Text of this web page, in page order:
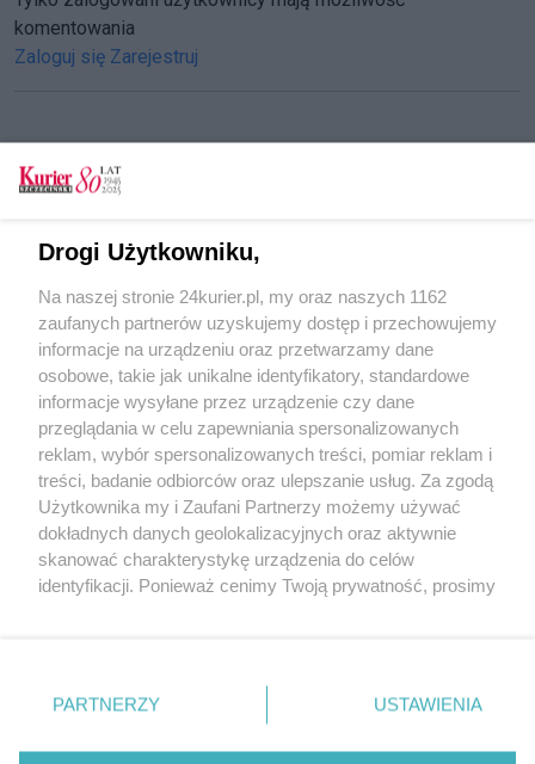
komentowania
Zaloguj się Zarejestruj
CZYTAJ TAKŻE
Najlepsze zdjęcia z krokusami wybrane!
Krokusy za krokusy. Głosowanie na najlepszy
kadr [GALERIA]
POGODA
18℃
Zobacz prognozę na 3 dni
Copyright © 2022 Kurier Szczeciński sp. z o.o.
Wszelkie prawa zastrzeżone
Drogi Użytkowniku,
Na naszej stronie 24kurier.pl, my oraz naszych 1162
zaufanych partnerów uzyskujemy dostęp i przechowujemy
informacje na urządzeniu oraz przetwarzamy dane
osobowe, takie jak unikalne identyfikatory, standardowe
informacje wysyłane przez urządzenie czy dane
przeglądania w celu zapewniania spersonalizowanych
reklam, wybór spersonalizowanych treści, pomiar reklam i
treści, badanie odbiorców oraz ulepszanie usług. Za zgodą
Użytkownika my i Zaufani Partnerzy możemy używać
dokładnych danych geolokalizacyjnych oraz aktywnie
skanować charakterystykę urządzenia do celów
identyfikacji. Ponieważ cenimy Twoją prywatność, prosimy
prywatności znajdujący się w lewym dolnym rogu strony
. Niektóre rodzaje przetwarzania danych nie wymagają
PARTNERZY USTAWIENIA